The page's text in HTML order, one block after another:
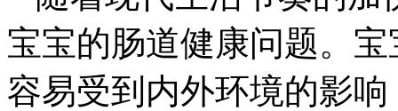
宝宝的肠道健康问题。
容易受到内外环境的影